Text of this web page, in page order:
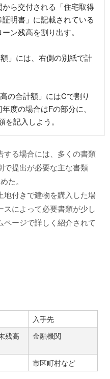
ら交付される「住宅取得
明書」に記載されている
ン残高を割り出す。
」には、右側の別紙で計
の合計額」にはCで割り
度の場合はFの部分に、
記入しよう。
る場合には、多くの書類
で提出が必要な主な書類
た。
付きで建物を購入した場
によって必要書類が少し
ージで詳しく紹介されて
入手先
残高
金融機関
市区町村など